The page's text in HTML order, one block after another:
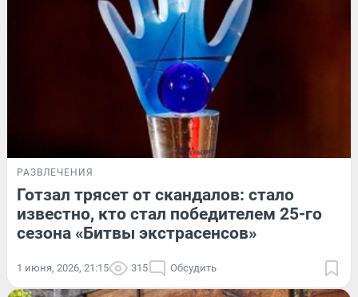
РАЗВЛЕЧЕНИЯ
Готзал трясет от скандалов: стало
известно, кто стал победителем 25-го
сезона «Битвы экстрасенсов»
1 июня, 2026, 21:15 315 Обсудить